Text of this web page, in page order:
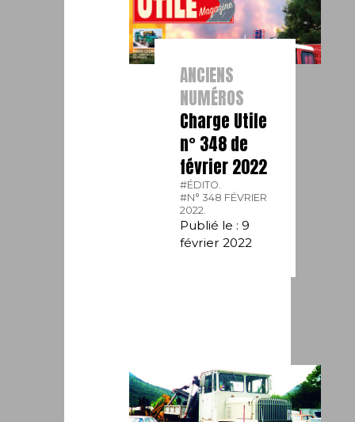
ANCIENS
NUMÉROS
Charge Utile
n° 348 de
février 2022
#ÉDITO.
#N° 348 FÉVRIER
2022.
Publié le : 9
février 2022